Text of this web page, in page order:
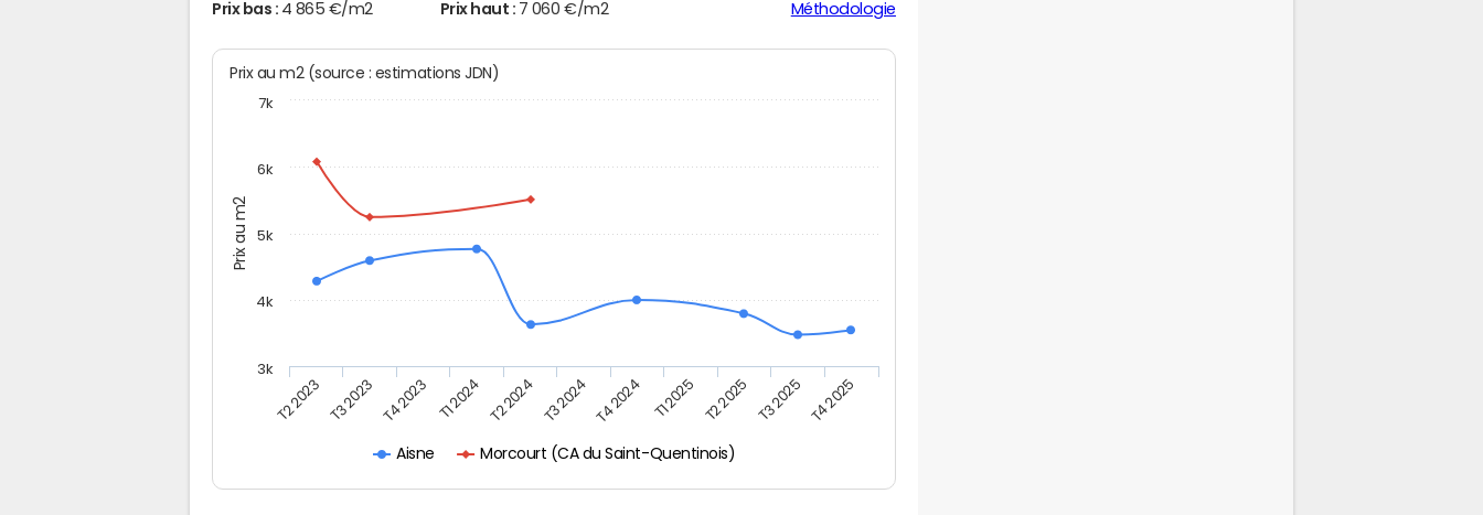
Prix bas : 4 865 €/m2 Prix haut : 7 060 €/m2 Méthodologie
Prix au m2
Prix au m2 (source : estimations JDN)
Aisne Morcourt (CA du Saint-Quentinois)
T2 2023 T3 2023 T4 2023 T1 2024 T2 2024 T3 2024 T4 2024 T1 2025 T2 2025 T3 2025 T4 2025
3k
4k
5k
6k
7k